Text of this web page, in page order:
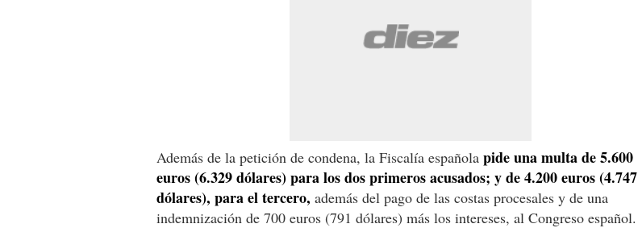
Además de la petición de condena, la Fiscalía española pide una multa de 5.600
euros (6.329 dólares) para los dos primeros acusados; y de 4.200 euros (4.747
dólares), para el tercero, además del pago de las costas procesales y de una
indemnización de 700 euros (791 dólares) más los intereses, al Congreso español.